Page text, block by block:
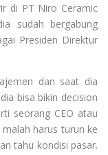
di PT Niro Ceramic
sudah bergabung
Presiden Direktur
dan saat dia
bisa bikin decision
seorang CEO atau
harus turun ke
tahu kondisi pasar.